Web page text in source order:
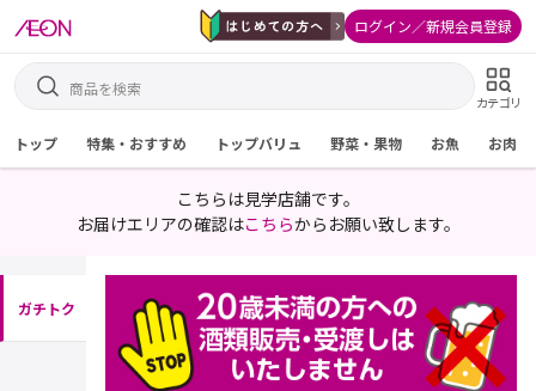
ログイン／新規会員登録
カテゴリ
トップ 特集・おすすめ トップバリュ 野菜・果物 お魚 お肉
こちらは見学店舗です。
お届けエリアの確認はこちらからお願い致します。
ガチトク